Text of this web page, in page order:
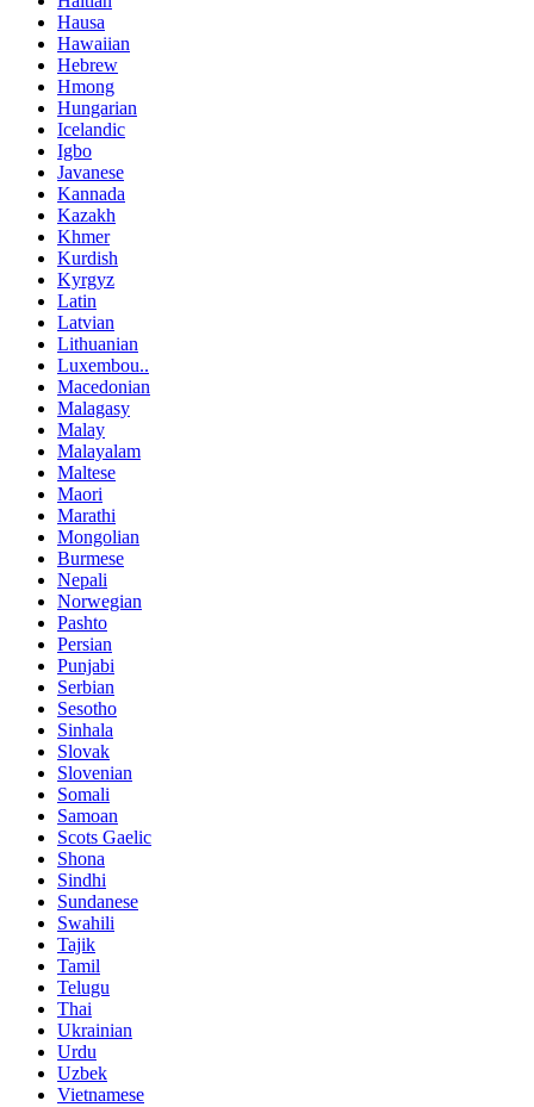
Hausa
Hawaiian
Hebrew
Hmong
Hungarian
Icelandic
Igbo
Javanese
Kannada
Kazakh
Khmer
Kurdish
Kyrgyz
Latin
Latvian
Lithuanian
Luxembou..
Macedonian
Malagasy
Malay
Malayalam
Maltese
Maori
Marathi
Mongolian
Burmese
Nepali
Norwegian
Pashto
Persian
Punjabi
Serbian
Sesotho
Sinhala
Slovak
Slovenian
Somali
Samoan
Scots Gaelic
Shona
Sindhi
Sundanese
Swahili
Tajik
Tamil
Telugu
Thai
Ukrainian
Urdu
Uzbek
Vietnamese